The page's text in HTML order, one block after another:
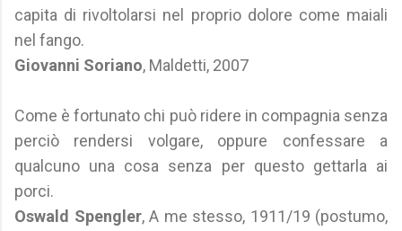
capita di rivoltolarsi nel proprio dolore come maiali
nel fango.
Giovanni Soriano, Maldetti, 2007
Come è fortunato chi può ridere in compagnia senza
perciò rendersi volgare, oppure confessare a
qualcuno una cosa senza per questo gettarla ai
porci.
Oswald Spengler, A me stesso, 1911/19 (postumo,